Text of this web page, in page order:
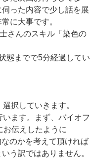
った内容で少し話を展
に大事です。
さんのスキル「染色の
態までで5分経過してい
択していきます。
ます。まず、バイオフ
お伝えしたように
なのかを考えて頂ければ
う訳ではありません。